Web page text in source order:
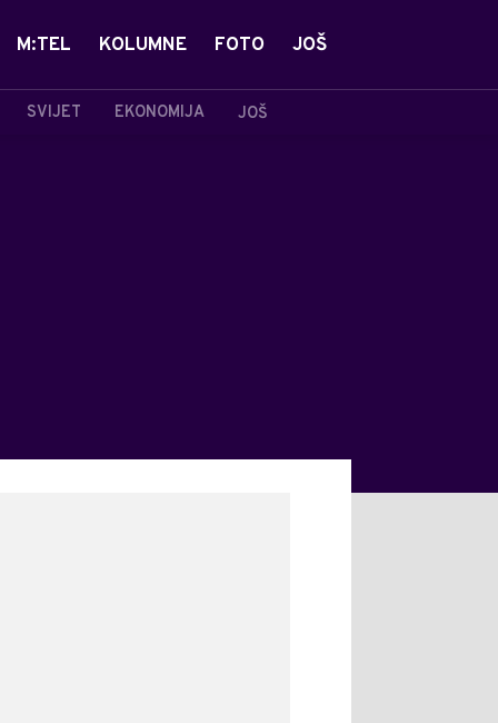
SVIJET EKONOMIJA JOŠ
M:TEL KOLUMNE FOTO JOŠ